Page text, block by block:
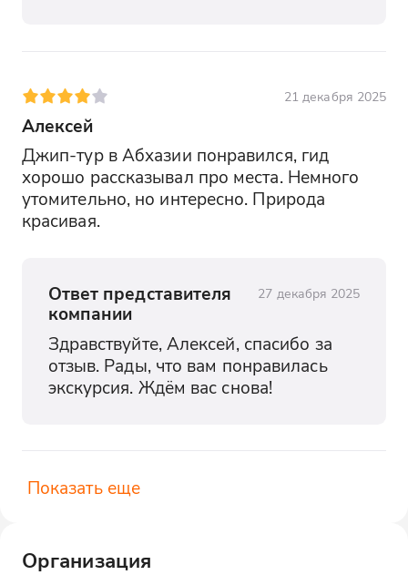
21 декабря 2025
Алексей
Джип-тур в Абхазии понравился, гид
хорошо рассказывал про места. Немного
утомительно, но интересно. Природа
красивая.
Ответ представителя
компании
27 декабря 2025
Здравствуйте, Алексей, спасибо за
отзыв. Рады, что вам понравилась
экскурсия. Ждём вас снова!
Показать еще
Организация